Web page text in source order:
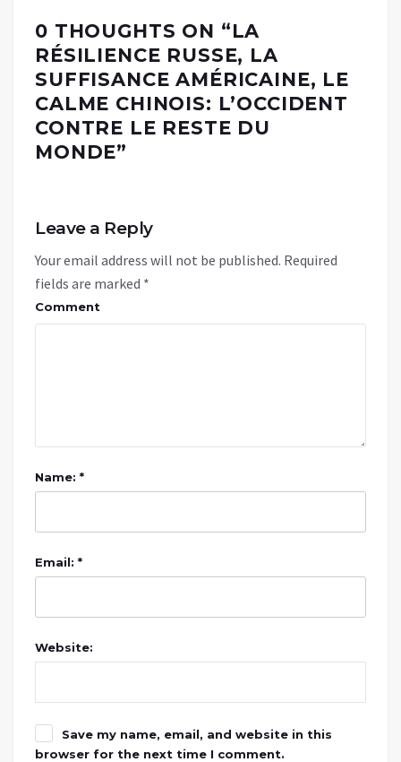
0 THOUGHTS ON “LA
RÉSILIENCE RUSSE, LA
SUFFISANCE AMÉRICAINE, LE
CALME CHINOIS: L’OCCIDENT
CONTRE LE RESTE DU
MONDE”
Leave a Reply
Your email address will not be published. Required
fields are marked *
Comment
Name: *
Email: *
Website:
Save my name, email, and website in this
browser for the next time I comment.